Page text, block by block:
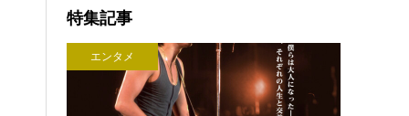
特集記事
エンタメ